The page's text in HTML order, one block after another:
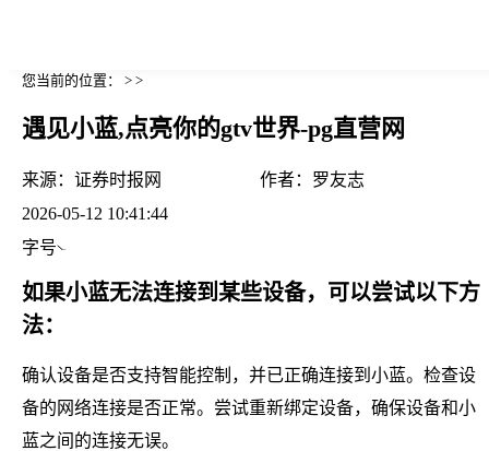
您当前的位置： > >
遇见小蓝,点亮你的gtv世界-pg直营网
来源： 证券时报网 作者： 罗友志
2026-05-12 10:41:44
字号
如果小蓝无法连接到某些设备，可以尝试以下方
法：
确认设备是否支持智能控制，并已正确连接到小蓝。检查设
备的网络连接是否正常。尝试重新绑定设备，确保设备和小
蓝之间的连接无误。